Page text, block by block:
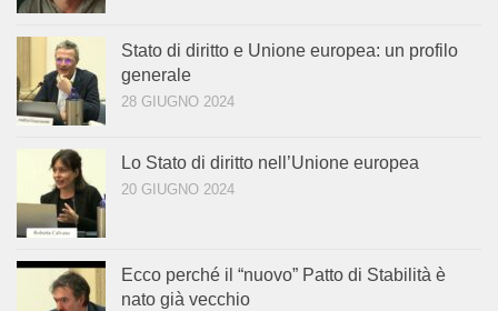
Stato di diritto e Unione europea: un profilo
generale
28 GIUGNO 2024
Lo Stato di diritto nell’Unione europea
20 GIUGNO 2024
Ecco perché il “nuovo” Patto di Stabilità è
nato già vecchio